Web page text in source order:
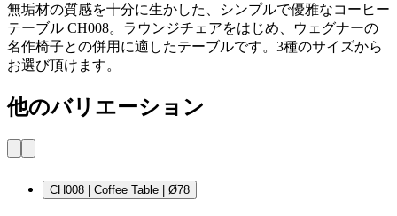
無垢材の質感を十分に生かした、シンプルで優雅なコーヒー
テーブル CH008。ラウンジチェアをはじめ、ウェグナーの
名作椅子との併用に適したテーブルです。3種のサイズから
お選び頂けます。
他のバリエーション
CH008 | Coffee Table | Ø78